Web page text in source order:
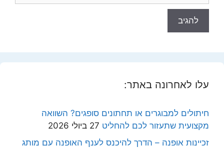
עלו לאחרונה באתר:
חיתולים למבוגרים או תחתונים סופגים? השוואה
מקצועית שתעזור לכם להחליט 27 ביולי 2026
זכיינות אופנה – הדרך להיכנס לענף האופנה עם מותג